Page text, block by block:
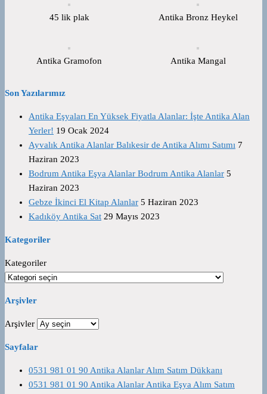
45 lik plak Antika Bronz Heykel
Antika Gramofon Antika Mangal
Son Yazılarımız
Antika Eşyaları En Yüksek Fiyatla Alanlar: İşte Antika Alan
Yerler! 19 Ocak 2024
Ayvalık Antika Alanlar Balıkesir de Antika Alımı Satımı 7
Haziran 2023
Bodrum Antika Eşya Alanlar Bodrum Antika Alanlar 5
Haziran 2023
Gebze İkinci El Kitap Alanlar 5 Haziran 2023
Kadıköy Antika Sat 29 Mayıs 2023
Kategoriler
Kategoriler
Arşivler
Arşivler
Sayfalar
0531 981 01 90 Antika Alanlar Alım Satım Dükkanı
0531 981 01 90 Antika Alanlar Antika Eşya Alım Satım